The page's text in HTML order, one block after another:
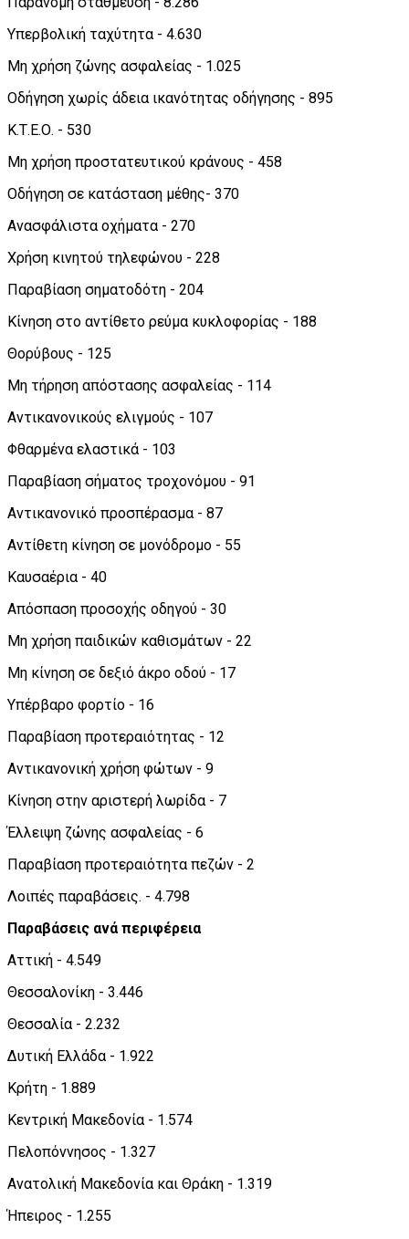
Υπερβολική ταχύτητα - 4.630
Μη χρήση ζώνης ασφαλείας - 1.025
Οδήγηση χωρίς άδεια ικανότητας οδήγησης - 895
Κ.Τ.Ε.Ο. - 530
Μη χρήση προστατευτικού κράνους - 458
Οδήγηση σε κατάσταση μέθης- 370
Ανασφάλιστα οχήματα - 270
Χρήση κινητού τηλεφώνου - 228
Παραβίαση σηματοδότη - 204
Κίνηση στο αντίθετο ρεύμα κυκλοφορίας - 188
Θορύβους - 125
Μη τήρηση απόστασης ασφαλείας - 114
Αντικανονικούς ελιγμούς - 107
Φθαρμένα ελαστικά - 103
Παραβίαση σήματος τροχονόμου - 91
Αντικανονικό προσπέρασμα - 87
Αντίθετη κίνηση σε μονόδρομο - 55
Καυσαέρια - 40
Απόσπαση προσοχής οδηγού - 30
Μη χρήση παιδικών καθισμάτων - 22
Μη κίνηση σε δεξιό άκρο οδού - 17
Υπέρβαρο φορτίο - 16
Παραβίαση προτεραιότητας - 12
Αντικανονική χρήση φώτων - 9
Κίνηση στην αριστερή λωρίδα - 7
Έλλειψη ζώνης ασφαλείας - 6
Παραβίαση προτεραιότητα πεζών - 2
Λοιπές παραβάσεις. - 4.798
Παραβάσεις ανά περιφέρεια
Αττική - 4.549
Θεσσαλονίκη - 3.446
Θεσσαλία - 2.232
Δυτική Ελλάδα - 1.922
Κρήτη - 1.889
Κεντρική Μακεδονία - 1.574
Πελοπόννησος - 1.327
Ανατολική Μακεδονία και Θράκη - 1.319
Ήπειρος - 1.255